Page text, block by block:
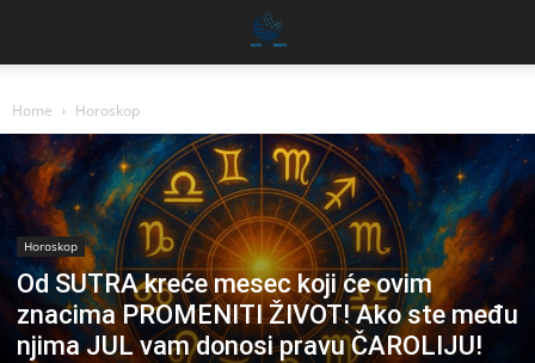
Home Horoskop
Horoskop
Od SUTRA kreće mesec koji će ovim
znacima PROMENITI ŽIVOT! Ako ste među
njima JUL vam donosi pravu ČAROLIJU!